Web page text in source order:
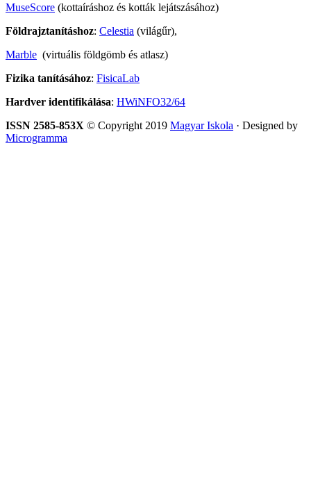
MuseScore (kottaíráshoz és kották lejátszásához)
Földrajztanításhoz: Celestia (világűr),
Marble (virtuális földgömb és atlasz)
Fizika tanításához: FisicaLab
Hardver identifikálása: HWiNFO32/64
ISSN 2585-853X © Copyright 2019 Magyar Iskola · Designed by
Microgramma